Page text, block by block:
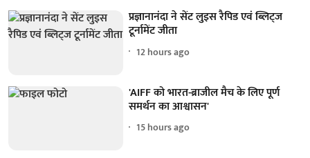
प्रज्ञानानंदा ने सेंट लुइस रैपिड एवं ब्लिट्ज
टूर्नामेंट जीता
12 hours ago
'AIFF को भारत-ब्राजील मैच के लिए पूर्ण
समर्थन का आश्वासन'
15 hours ago